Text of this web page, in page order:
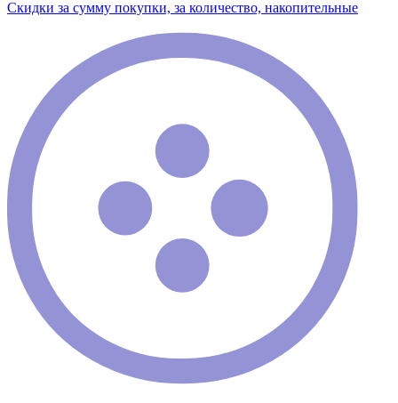
Скидки за сумму покупки, за количество, накопительные